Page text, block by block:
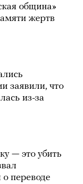
община»
жертв
заявили, что
из-за
— это убить
переводе